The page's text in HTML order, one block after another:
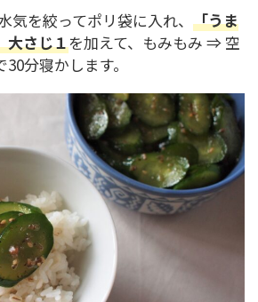
気を絞ってポリ袋に入れ、 「うま
大さじ１を加えて、もみもみ ⇒ 空
分寝かします。